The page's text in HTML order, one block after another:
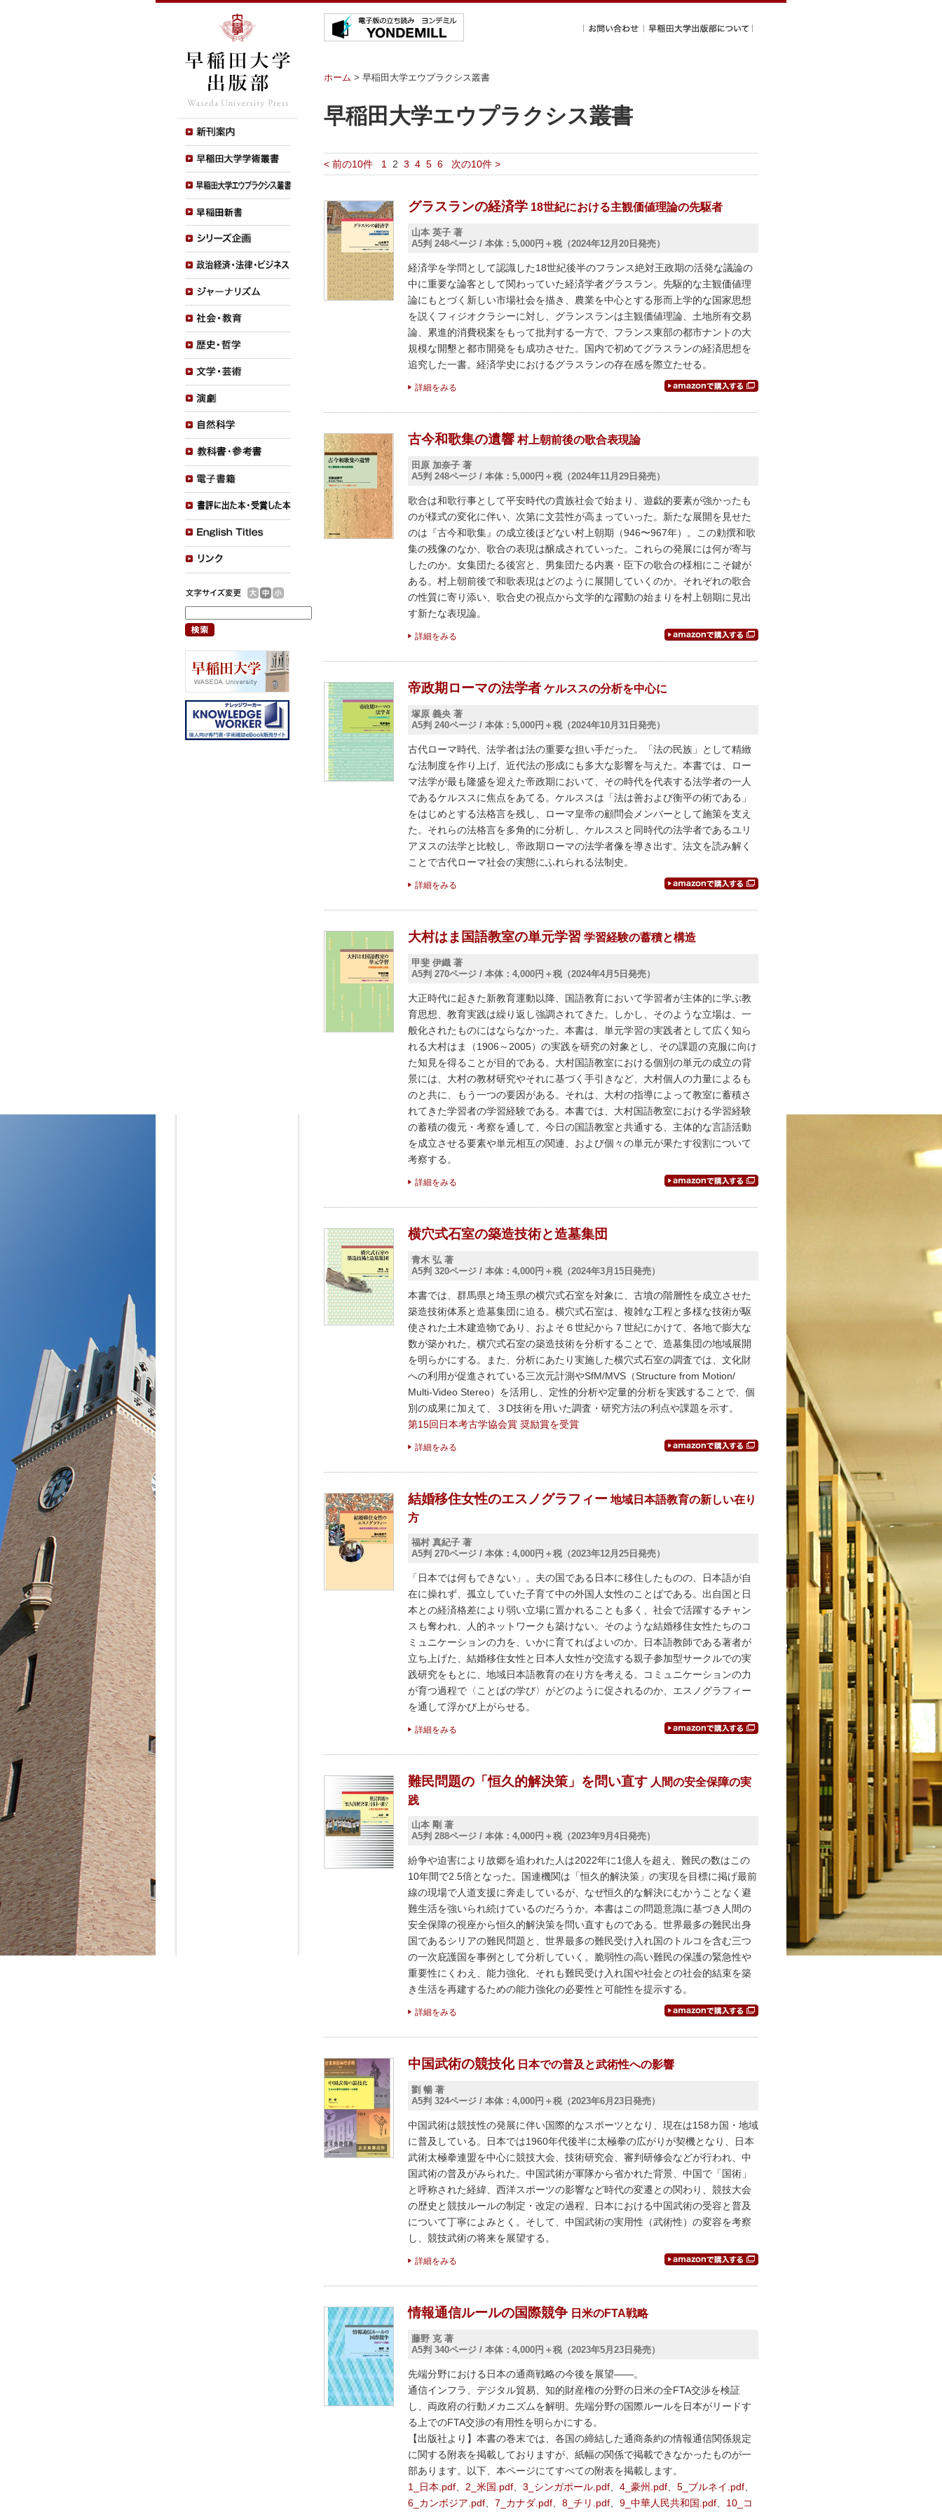
ホーム > 早稲田大学エウプラクシス叢書
早稲田大学エウプラクシス叢書
< 前の10件 1 2 3 4 5 6 次の10件 >
グラスランの経済学 18世紀における主観価値理論の先駆者
山本 英子 著
A5判 248ページ / 本体：5,000円＋税（2024年12月20日発売）
経済学を学問として認識した18世紀後半のフランス絶対王政期の活発な議論の
中に重要な論客として関わっていた経済学者グラスラン。先駆的な主観価値理
論にもとづく新しい市場社会を描き、農業を中心とする形而上学的な国家思想
を説くフィジオクラシーに対し、グランスランは主観価値理論、土地所有交易
論、累進的消費税案をもって批判する一方で、フランス東部の都市ナントの大
規模な開墾と都市開発をも成功させた。国内で初めてグラスランの経済思想を
追究した一書。経済学史におけるグラスランの存在感を際立たせる。
詳細をみる
古今和歌集の遺響 村上朝前後の歌合表現論
田原 加奈子 著
A5判 248ページ / 本体：5,000円＋税（2024年11月29日発売）
歌合は和歌行事として平安時代の貴族社会で始まり、遊戯的要素が強かったも
のが様式の変化に伴い、次第に文芸性が高まっていった。新たな展開を見せた
のは『古今和歌集』の成立後ほどない村上朝期（946〜967年）。この勅撰和歌
集の残像のなか、歌合の表現は醸成されていった。これらの発展には何が寄与
したのか。女集団たる後宮と、男集団たる内裏・臣下の歌合の様相にこそ鍵が
ある。村上朝前後で和歌表現はどのように展開していくのか。それぞれの歌合
の性質に寄り添い、歌合史の視点から文学的な躍動の始まりを村上朝期に見出
す新たな表現論。
詳細をみる
帝政期ローマの法学者 ケルススの分析を中心に
塚原 義央 著
A5判 240ページ / 本体：5,000円＋税（2024年10月31日発売）
古代ローマ時代、法学者は法の重要な担い手だった。「法の民族」として精緻
な法制度を作り上げ、近代法の形成にも多大な影響を与えた。本書では、ロー
マ法学が最も隆盛を迎えた帝政期において、その時代を代表する法学者の一人
であるケルススに焦点をあてる。ケルススは「法は善および衡平の術である」
をはじめとする法格言を残し、ローマ皇帝の顧問会メンバーとして施策を支え
た。それらの法格言を多角的に分析し、ケルススと同時代の法学者であるユリ
アヌスの法学と比較し、帝政期ローマの法学者像を導き出す。法文を読み解く
ことで古代ローマ社会の実態にふれられる法制史。
詳細をみる
大村はま国語教室の単元学習 学習経験の蓄積と構造
甲斐 伊織 著
A5判 270ページ / 本体：4,000円＋税（2024年4月5日発売）
大正時代に起きた新教育運動以降、国語教育において学習者が主体的に学ぶ教
育思想、教育実践は繰り返し強調されてきた。しかし、そのような立場は、一
般化されたものにはならなかった。本書は、単元学習の実践者として広く知ら
れる大村はま（1906～2005）の実践を研究の対象とし、その課題の克服に向け
た知見を得ることが目的である。大村国語教室における個別の単元の成立の背
景には、大村の教材研究やそれに基づく手引きなど、大村個人の力量によるも
のと共に、もう一つの要因がある。それは、大村の指導によって教室に蓄積さ
れてきた学習者の学習経験である。本書では、大村国語教室における学習経験
の蓄積の復元・考察を通して、今日の国語教室と共通する、主体的な言語活動
を成立させる要素や単元相互の関連、および個々の単元が果たす役割について
考察する。
詳細をみる
横穴式石室の築造技術と造墓集団
青木 弘 著
A5判 320ページ / 本体：4,000円＋税（2024年3月15日発売）
本書では、群馬県と埼玉県の横穴式石室を対象に、古墳の階層性を成立させた
築造技術体系と造墓集団に迫る。横穴式石室は、複雑な工程と多様な技術が駆
使された土木建造物であり、およそ６世紀から７世紀にかけて、各地で膨大な
数が築かれた。横穴式石室の築造技術を分析することで、造墓集団の地域展開
を明らかにする。また、分析にあたり実施した横穴式石室の調査では、文化財
への利用が促進されている三次元計測やSfM/MVS（Structure from Motion/
Multi-Video Stereo）を活用し、定性的分析や定量的分析を実践することで、個
別の成果に加えて、３D技術を用いた調査・研究方法の利点や課題を示す。
第15回日本考古学協会賞 奨励賞を受賞
詳細をみる
結婚移住女性のエスノグラフィー 地域日本語教育の新しい在り
方
福村 真紀子 著
A5判 270ページ / 本体：4,000円＋税（2023年12月25日発売）
「日本では何もできない」。夫の国である日本に移住したものの、日本語が自
在に操れず、孤立していた子育て中の外国人女性のことばである。出自国と日
本との経済格差により弱い立場に置かれることも多く、社会で活躍するチャン
スも奪われ、人的ネットワークも築けない。そのような結婚移住女性たちのコ
ミュニケーションの力を、いかに育てればよいのか。日本語教師である著者が
立ち上げた、結婚移住女性と日本人女性が交流する親子参加型サークルでの実
践研究をもとに、地域日本語教育の在り方を考える。コミュニケーションの力
が育つ過程で〈ことばの学び〉がどのように促されるのか、エスノグラフィー
を通して浮かび上がらせる。
詳細をみる
難民問題の「恒久的解決策」を問い直す 人間の安全保障の実
践
山本 剛 著
A5判 288ページ / 本体：4,000円＋税（2023年9月4日発売）
紛争や迫害により故郷を追われた人は2022年に1億人を超え、難民の数はこの
10年間で2.5倍となった。国連機関は「恒久的解決策」の実現を目標に掲げ最前
線の現場で人道支援に奔走しているが、なぜ恒久的な解決にむかうことなく避
難生活を強いられ続けているのだろうか。本書はこの問題意識に基づき人間の
安全保障の視座から恒久的解決策を問い直すものである。世界最多の難民出身
国であるシリアの難民問題と、世界最多の難民受け入れ国のトルコを含む三つ
の一次庇護国を事例として分析していく。脆弱性の高い難民の保護の緊急性や
重要性にくわえ、能力強化、それも難民受け入れ国や社会との社会的結束を築
き生活を再建するための能力強化の必要性と可能性を提示する。
詳細をみる
中国武術の競技化 日本での普及と武術性への影響
劉 暢 著
A5判 324ページ / 本体：4,000円＋税（2023年6月23日発売）
中国武術は競技性の発展に伴い国際的なスポーツとなり、現在は158カ国・地域
に普及している。日本では1960年代後半に太極拳の広がりが契機となり、日本
武術太極拳連盟を中心に競技大会、技術研究会、審判研修会などが行われ、中
国武術の普及がみられた。中国武術が軍隊から省かれた背景、中国で「国術」
と呼称された経緯、西洋スポーツの影響など時代の変遷との関わり、競技大会
の歴史と競技ルールの制定・改定の過程、日本における中国武術の受容と普及
について丁寧によみとく。そして、中国武術の実用性（武術性）の変容を考察
し、競技武術の将来を展望する。
詳細をみる
情報通信ルールの国際競争 日米のFTA戦略
藤野 克 著
A5判 340ページ / 本体：4,000円＋税（2023年5月23日発売）
先端分野における日本の通商戦略の今後を展望――。
通信インフラ、デジタル貿易、知的財産権の分野の日米の全FTA交渉を検証
し、両政府の行動メカニズムを解明。先端分野の国際ルールを日本がリードす
る上でのFTA交渉の有用性を明らかにする。
【出版社より】本書の巻末では、各国の締結した通商条約の情報通信関係規定
に関する附表を掲載しておりますが、紙幅の関係で掲載できなかったものが一
部あります。以下、本ページにてすべての附表を掲載します。
1_日本.pdf
2_米国.pdf 3_シンガポール.pdf 4_豪州.pdf 5_ブルネイ.pdf
6_カンボジア.pdf
7_カナダ.pdf 8_チリ.pdf 9_中華人民共和国.pdf 10_コ